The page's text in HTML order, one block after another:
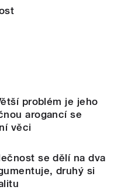
problém je jeho
arogancí se
věci
se dělí na dva
druhý si